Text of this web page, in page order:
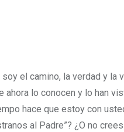
el camino, la verdad y
ahora lo conocen y lo han
hace que estoy con
al Padre”? ¿O no